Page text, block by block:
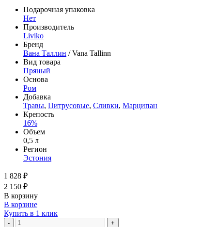
Подарочная упаковка
Нет
Производитель
Liviko
Бренд
Вана Таллин / Vana Tallinn
Вид товара
Пряный
Основа
Ром
Добавка
Травы, Цитрусовые, Сливки, Марципан
Крепость
16%
Объем
0,5 л
Регион
Эстония
1 828 ₽
2 150 ₽
В корзину
В корзине
Купить в 1 клик
- +